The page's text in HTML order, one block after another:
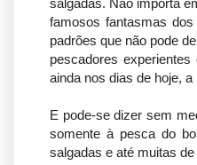
famosos fantasmas
padrões que não pode
pescadores
ainda nos dias de hoje,
E pode-se dizer sem
somente à pesca do
salgadas e até muitas